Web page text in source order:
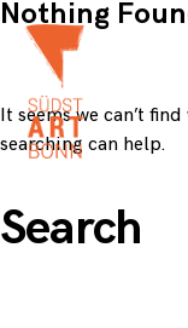
Skip
content
Nothing
It seems we can’t
searching can help.
for: